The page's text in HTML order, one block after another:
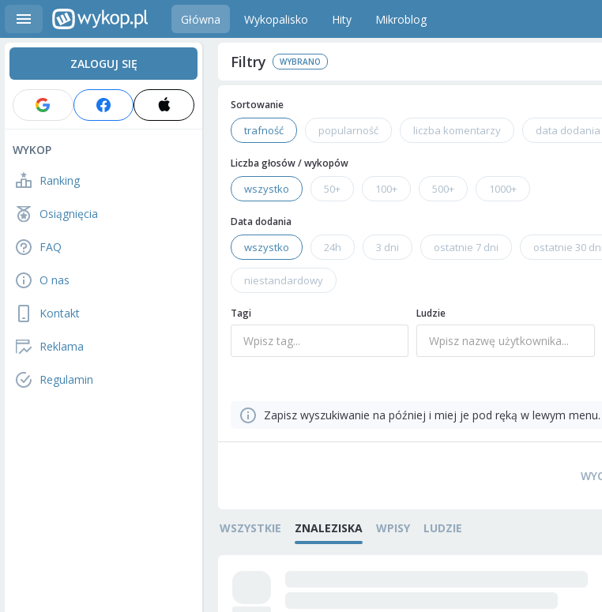
Główna Wykopalisko Hity Mikroblog
ZALOGUJ SIĘ
WYKOP
Ranking
Osiągnięcia
FAQ
O nas
Kontakt
Reklama
Regulamin
Filtry
Sortowanie
trafność popularność liczba komentarzy data dodania
Liczba głosów / wykopów
wszystko 50+ 100+ 500+ 1000+
Data dodania
wszystko 24h 3 dni ostatnie 7 dni ostatnie 30 dni
niestandardowy
Tagi Ludzie
Zapisz wyszukiwanie na później i miej je pod ręką w lewym menu.
WSZYSTKIE ZNALEZISKA WPISY LUDZIE